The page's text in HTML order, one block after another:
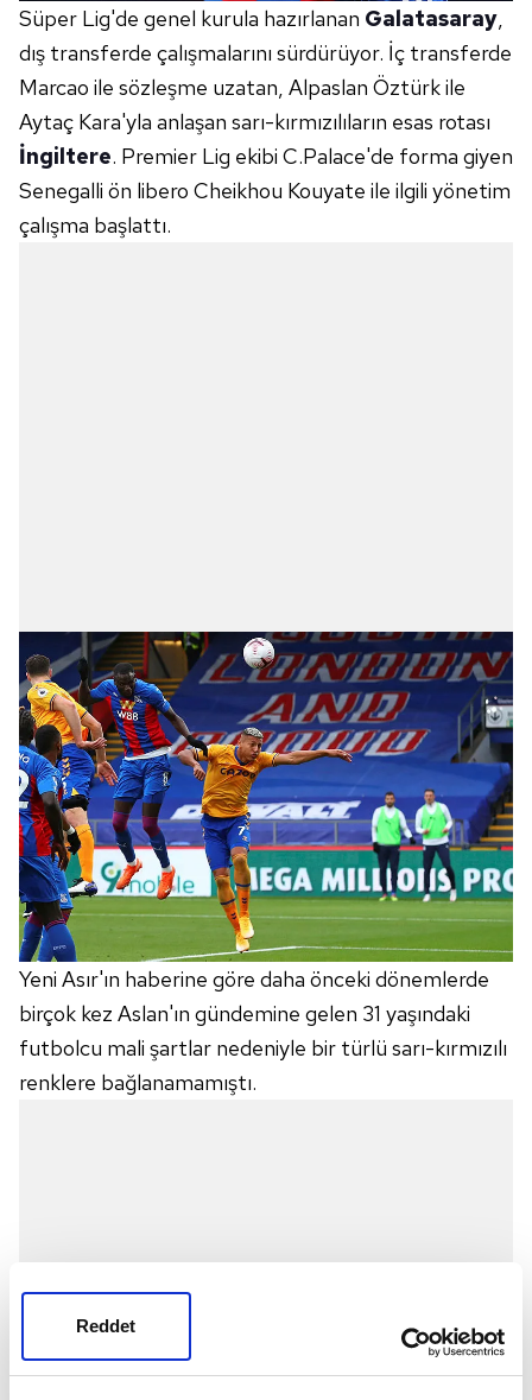
Reddet
Süper Lig'de genel kurula hazırlanan Galatasaray,
dış transferde çalışmalarını sürdürüyor. İç transferde
Marcao ile sözleşme uzatan, Alpaslan Öztürk ile
Aytaç Kara'yla anlaşan sarı-kırmızılıların esas rotası
İngiltere. Premier Lig ekibi C.Palace'de forma giyen
Senegalli ön libero Cheikhou Kouyate ile ilgili yönetim
çalışma başlattı.
Yeni Asır'ın haberine göre daha önceki dönemlerde
birçok kez Aslan'ın gündemine gelen 31 yaşındaki
futbolcu mali şartlar nedeniyle bir türlü sarı-kırmızılı
renklere bağlanamamıştı.